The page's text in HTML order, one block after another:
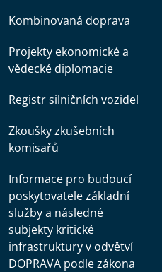
Kombinovaná doprava
Projekty ekonomické a
vědecké diplomacie
Registr silničních vozidel
Zkoušky zkušebních
komisařů
Informace pro budoucí
poskytovatele základní
služby a následné
subjekty kritické
infrastruktury v odvětví
DOPRAVA podle zákona